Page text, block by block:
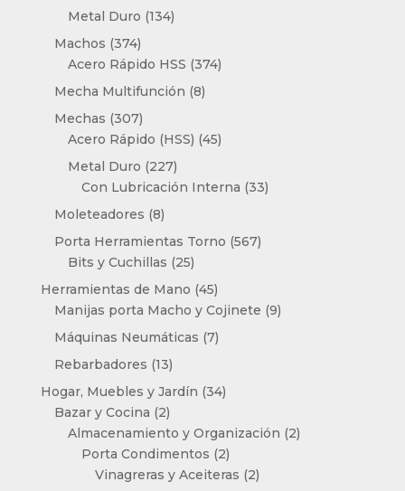
producto
Metal Duro 134134
Machos 374374
productos
Acero Rápido HSS 374374
Mecha Multifunción 88
Mechas 307307
productos
Acero Rápido (HSS) 4545
Metal Duro 227227
productos
Con Lubricación Interna 3333
Moleteadores 88
productos
Porta Herramientas Torno 567567
Bits y Cuchillas 2525
productos
Herramientas de Mano 4545
productos
Manijas porta Macho y Cojinete 99
Máquinas Neumáticas 77
Rebarbadores 1313
productos
Hogar, Muebles y Jardín 3434
Bazar y Cocina 22
productos
Almacenamiento y Organización 22
Porta Condimentos 22
productos
Vinagreras y Aceiteras 22